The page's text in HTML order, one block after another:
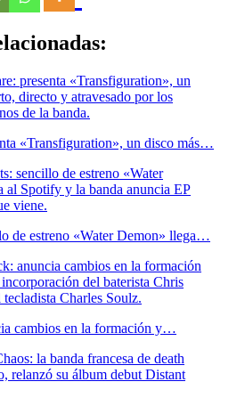
«Transfiguration», un disco más…
de estreno «Water Demon» llega…
cambios en la formación y…